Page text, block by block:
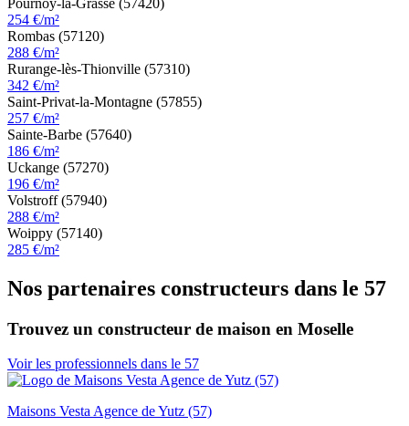
254 €/m²
Rombas (57120)
288 €/m²
Rurange-lès-Thionville (57310)
342 €/m²
Saint-Privat-la-Montagne (57855)
257 €/m²
Sainte-Barbe (57640)
186 €/m²
Uckange (57270)
196 €/m²
Volstroff (57940)
288 €/m²
Woippy (57140)
285 €/m²
Nos partenaires constructeurs dans le 57
Trouvez un constructeur de maison en Moselle
Voir les professionnels dans le 57
Maisons Vesta Agence de Yutz (57)